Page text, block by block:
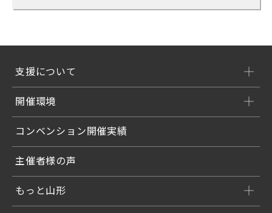
支援について
開催環境
コンベンション開催実績
主催者様の声
もっと山形